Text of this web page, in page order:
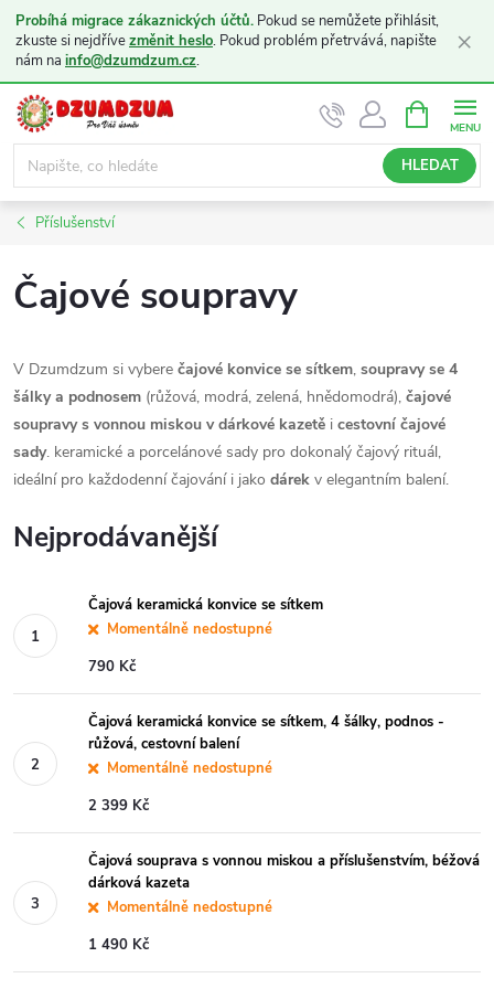
Probíhá migrace zákaznických účtů. Pokud se nemůžete přihlásit,
zkuste si nejdřívezměnit heslo. Pokud problém přetrvává, napište
nám na info@dzumdzum.cz.
×
Přejít
obsah
HLEDAT
NÁKUPNÍ
KOŠÍK
Příslušenství
Čajové soupravy
V Dzumdzum si vybere čajové konvice se sítkem, soupravy se 4
šálky a podnosem (růžová, modrá, zelená, hnědomodrá), čajové
soupravy s vonnou miskou v dárkové kazetě i cestovní čajové
sady. keramické a porcelánové sady pro dokonalý čajový rituál,
ideální pro každodenní čajování i jako dárek v elegantním balení.
Nejprodávanější
Čajová keramická konvice se sítkem
Momentálně nedostupné
790 Kč
Čajová keramická konvice se sítkem, 4 šálky, podnos -
růžová, cestovní balení
Momentálně nedostupné
2 399 Kč
Čajová souprava s vonnou miskou a příslušenstvím, béžová
dárková kazeta
Momentálně nedostupné
1 490 Kč